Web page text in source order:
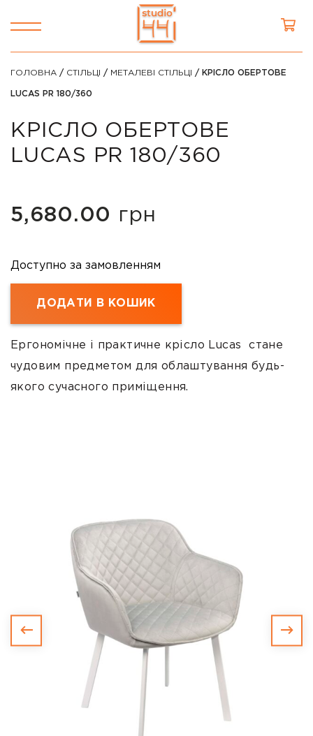
ГОЛОВНА / СТІЛЬЦІ / МЕТАЛЕВІ СТІЛЬЦІ / КРІСЛО ОБЕРТОВЕ
LUCAS PR 180/360
КРІСЛО ОБЕРТОВЕ
LUCAS PR 180/360
5,680.00 грн
Ергономічне і практичне крісло Lucas стане
чудовим предметом для облаштування будь-
якого сучасного приміщення.
Доступно за замовленням
ДОДАТИ В КОШИК